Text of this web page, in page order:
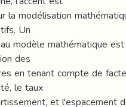
la modélisation
Un
modèle mathématique
des
en tenant compte de
le taux
et l'espacement